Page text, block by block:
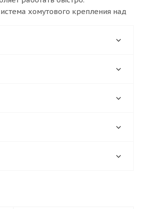
хомутового крепления над